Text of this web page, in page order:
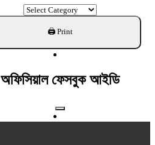
ক্যাটাগরি
খুঁজুন
অফিসিয়াল ফেসবুক আইডি